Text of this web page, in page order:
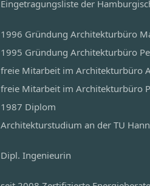
Eingetragungsliste der
1996 Gründung Architekturbüro
1995 Gründung Architekturbüro
freie Mitarbeit im Architekturbüro
freie Mitarbeit im Architekturbüro
1987 Diplom
Architekturstudium an der TU
Dipl. Ingenieurin